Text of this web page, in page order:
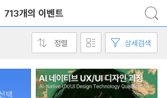
713개의 이벤트
정렬 상세검색